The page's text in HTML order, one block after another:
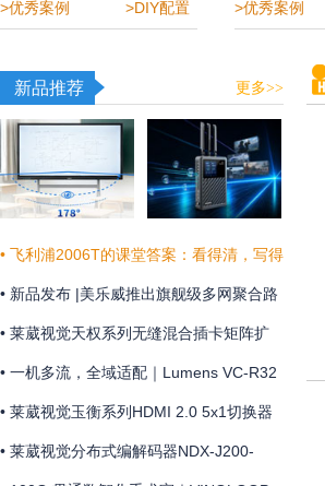
>优秀案例 >DIY配置 >优秀案例
新品推荐 更多>>
• 飞利浦2006T的课堂答案：看得清，写得
真，听得明
• 新品发布 |美乐威推出旗舰级多网聚合路
由器Pro Router Max，为关键业务提供更
稳定可靠的网络连接
• 莱葳视觉天权系列无缝混合插卡矩阵扩
展和维护方便
• 一机多流，全域适配｜Lumens VC-R32
摄像机全新上市
• 莱葳视觉玉衡系列HDMI 2.0 5x1切换器
支持4K@60Hz 4:4:4分辨率及18Gbps视
• 莱葳视觉分布式编解码器NDX-J200-